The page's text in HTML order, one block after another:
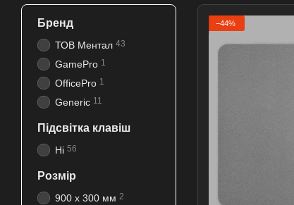
−44%
Бренд
ТОВ Ментал 43
GamePro 1
OfficePro 1
Generic 11
Підсвітка клавіш
Ні 56
Розмір
900 x 300 мм 2